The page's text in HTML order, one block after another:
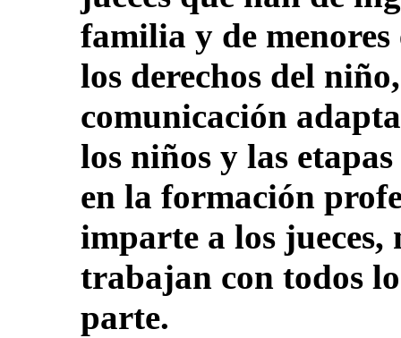
familia y de
los derechos del
comunicación
los niños y las
en la formación
imparte a los jueces,
trabajan con todos
parte.